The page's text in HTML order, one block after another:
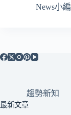
News小編
趨勢新知
最新文章